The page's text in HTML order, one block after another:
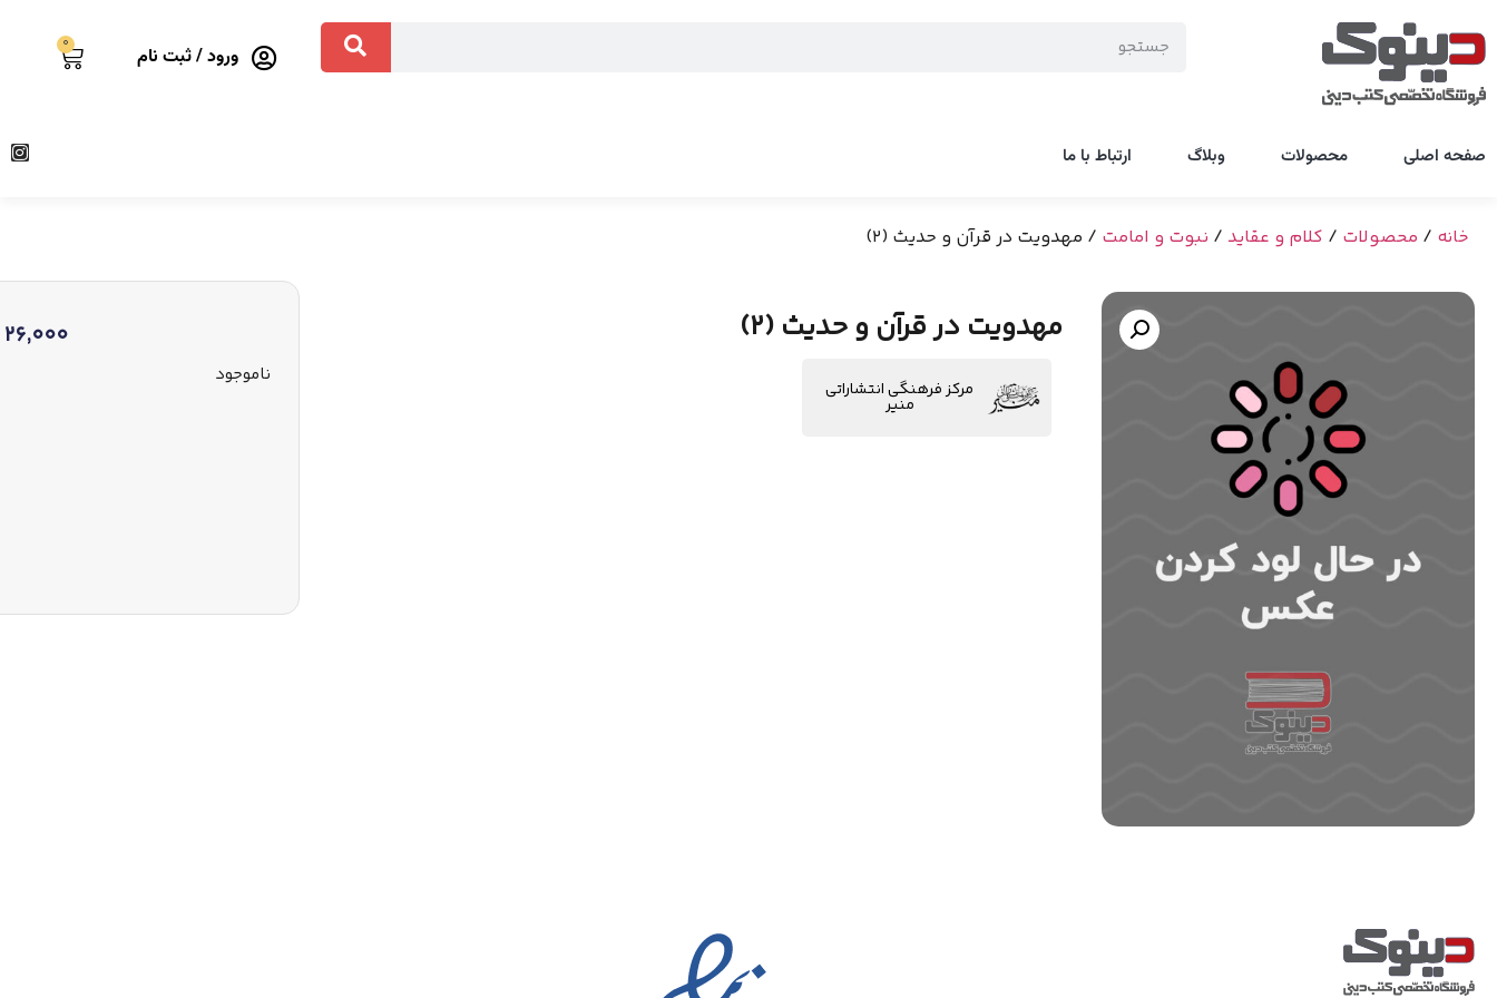
ورود / ثبت نام 0
صفحه اصلی محصولات وبلاگ ارتباط با ما
خانه / محصولات / کلام و عقاید / نبوت و امامت / مهدویت در قرآن و حدیث (2)
مهدویت در قرآن و حدیث (2)
مرکز فرهنگی انتشاراتی
منیر
26,000
ناموجود